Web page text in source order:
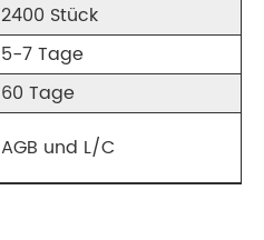
2400 Stück
5-7 Tage
60 Tage
AGB und L/C